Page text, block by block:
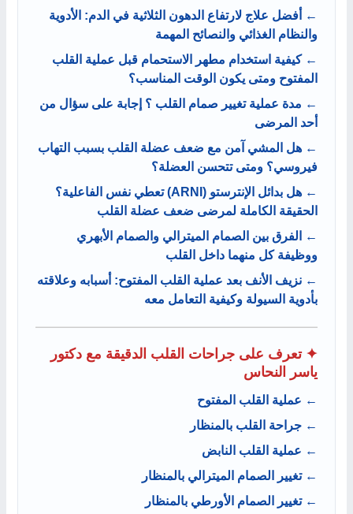
← أفضل علاج لارتفاع الدهون الثلاثية في الدم: الأدوية
والنظام الغذائي والنصائح المهمة
← كيفية استخدام مطهر الاستحمام قبل عملية القلب
المفتوح ومتى يكون الوقت المناسب؟
← مدة عملية تغيير صمام القلب ؟ إجابة على سؤال من
أحد المرضى
← هل المشي آمن مع ضعف عضلة القلب بسبب التهاب
فيروسي؟ ومتى تتحسن العضلة؟
← هل بدائل الإنترستو (ARNI) تعطي نفس الفاعلية؟
الحقيقة الكاملة لمرضى ضعف عضلة القلب
← الفرق بين الصمام الميترالي والصمام الأبهري
ووظيفة كل منهما داخل القلب
← نزيف الأنف بعد عملية القلب المفتوح: أسبابه وعلاقته
بأدوية السيولة وكيفية التعامل معه
✦ تعرف على جراحات القلب الدقيقة مع دكتور
ياسر النحاس
← عملية القلب المفتوح
← جراحة القلب بالمنظار
← عملية القلب النابض
← تغيير الصمام الميترالي بالمنظار
← تغيير الصمام الأورطي بالمنظار